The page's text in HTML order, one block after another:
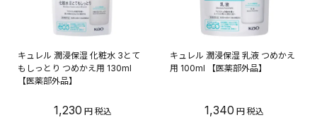
キュレル 潤浸保湿 化粧水 3とて
もしっとり つめかえ用 130ml
【医薬部外品】
1,230
キュレル 潤浸保湿 乳液 つめかえ
用 100ml 【医薬部外品】
1,340